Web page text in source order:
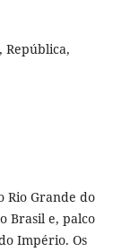
República,
Rio Grande do
Brasil e, palco
Império. Os